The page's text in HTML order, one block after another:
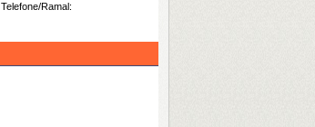
Telefone/Ramal: